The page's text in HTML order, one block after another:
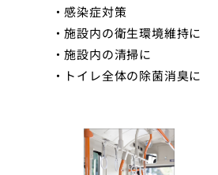
・感染症対策
・施設内の衛生環境維持に
・施設内の清掃に
・トイレ全体の除菌消臭に